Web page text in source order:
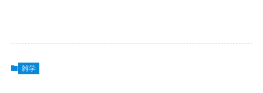
雑学